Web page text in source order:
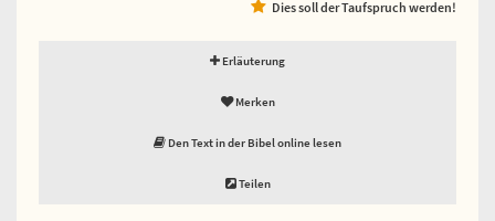
Dies soll der Taufspruch werden!
Erläuterung
Merken
Den Text in der Bibel online lesen
Teilen